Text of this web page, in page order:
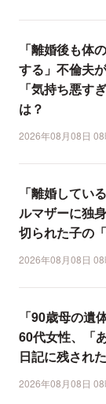
「離婚後も体
する」不倫夫
「気持ち悪す
は？
2026年08月08日
「離婚してい
ルマザーに独
切られた子の
2026年08月08日
「90歳母の遺
60代女性、「
日記に残され
2026年08月08日